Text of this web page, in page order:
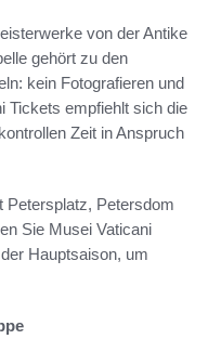
von der Antike
gehört zu den
kein Fotografieren und
Tickets empfiehlt sich die
Zeit in Anspruch
Petersplatz, Petersdom
Sie Musei Vaticani
Hauptsaison, um